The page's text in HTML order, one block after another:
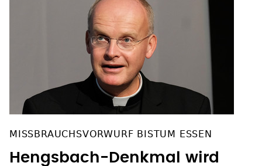
MISSBRAUCHSVORWURF BISTUM ESSEN
Hengsbach-Denkmal wird